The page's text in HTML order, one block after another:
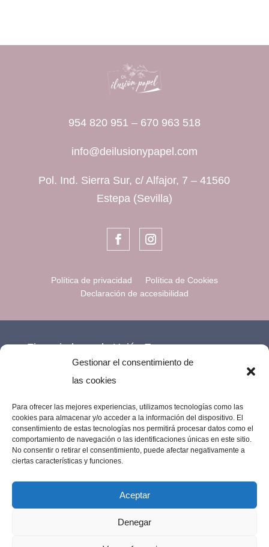
Gestionar el consentimiento de
las cookies
Para ofrecer las mejores experiencias, utilizamos tecnologías como las
cookies para almacenar y/o acceder a la información del dispositivo. El
consentimiento de estas tecnologías nos permitirá procesar datos como el
comportamiento de navegación o las identificaciones únicas en este sitio.
No consentir o retirar el consentimiento, puede afectar negativamente a
ciertas características y funciones.
Aceptar
Denegar
954 820 951 – 670 963 518
info@deilusionypapel.com
Pol. Ind. Sierra Sur, c/ Alfajor, 7 – 41560
Estepa (Sevilla)
Política de privacidad
Política de Cookies
Declaración de accesibilidad
Financiado por la Unión Europea –
NextGenerationEU.
Imprenta Los Remedios © 2023 | Todos los